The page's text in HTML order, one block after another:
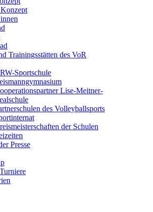
Trainingsstätten des VoR
Sportschule
Lise-Meitner-
des Volleyballsports
der Schulen
Presse